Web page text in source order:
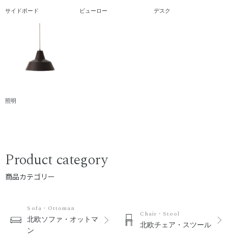
サイドボード ビューロー デスク
照明
Product category
商品カテゴリー
Sofa・Ottoman
北欧ソファ・オットマ
ン
Chair・Stool
北欧チェア・スツール